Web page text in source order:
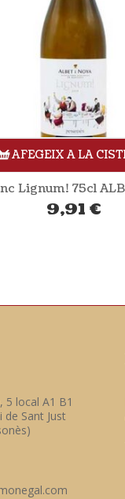
LA CISTELLA
Vi blanc Lignum! 75cl ALBET I NOYA
5 local A1 B1
de Sant Just